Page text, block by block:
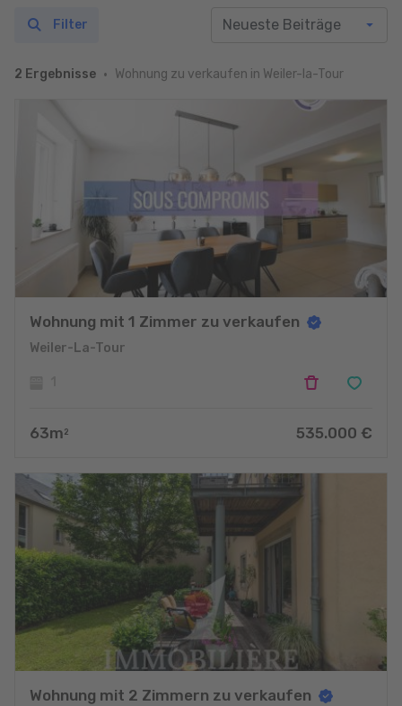
2 Ergebnisse Wohnung zu verkaufen in Weiler-la-Tour
Filter
Wohnung mit 1 Zimmer zu verkaufen
Weiler-La-Tour
63m 2 535.000 €
Wohnung mit 2 Zimmern zu verkaufen